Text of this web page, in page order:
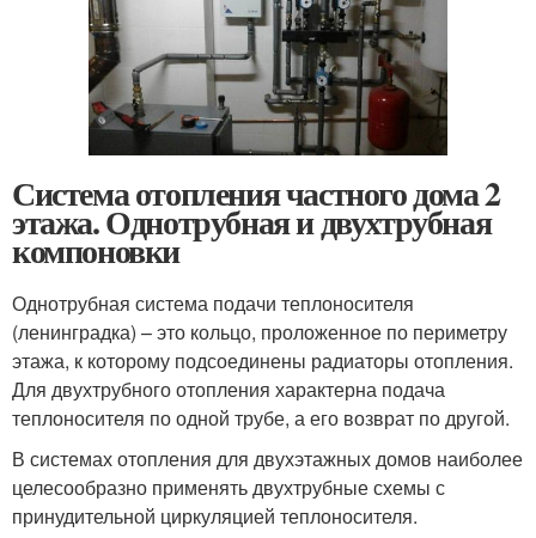
Система отопления частного дома 2
этажа. Однотрубная и двухтрубная
компоновки
Однотрубная система подачи теплоносителя
(ленинградка) – это кольцо, проложенное по периметру
этажа, к которому подсоединены радиаторы отопления.
Для двухтрубного отопления характерна подача
теплоносителя по одной трубе, а его возврат по другой.
В системах отопления для двухэтажных домов наиболее
целесообразно применять двухтрубные схемы с
принудительной циркуляцией теплоносителя.